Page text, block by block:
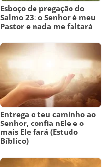
Esboço de pregação do
Salmo 23: o Senhor é meu
Pastor e nada me faltará
Entrega o teu caminho ao
Senhor, confia nEle e o
mais Ele fará (Estudo
Bíblico)